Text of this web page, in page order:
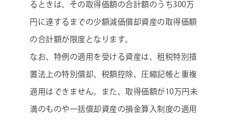
るときは、その取得価額の合計額のうち300万
円に達するまでの少額減価償却資産の取得価額
の合計額が限度となります。
なお、特例の適用を受ける資産は、租税特別措
置法上の特別償却、税額控除、圧縮記帳と重複
適用はできません。また、取得価額が10万円未
満のものや一括償却資産の損金算入制度の適用